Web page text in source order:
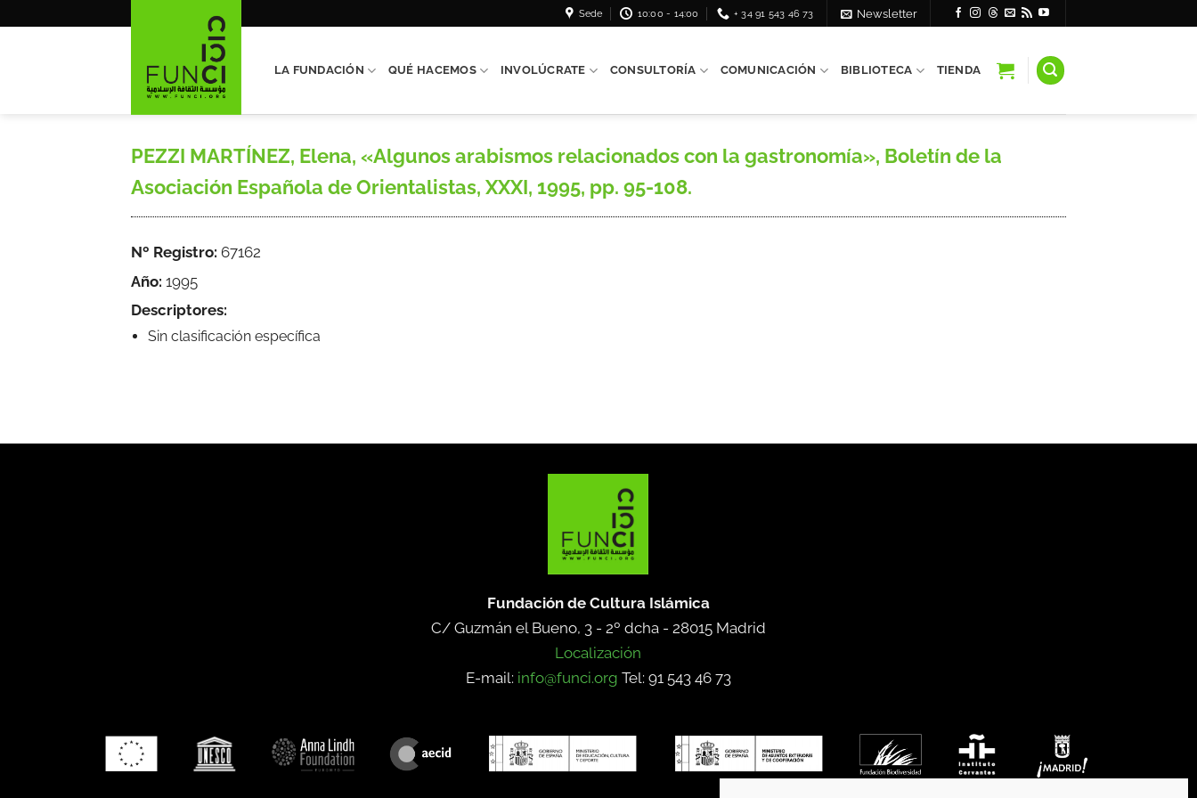
Sede 10:00 - 14:00 + 34 91 543 46 73 Newsletter
LA FUNDACIÓN QUÉ HACEMOS INVOLÚCRATE CONSULTORÍA COMUNICACIÓN BIBLIOTECA TIENDA
PEZZI MARTÍNEZ, Elena, «Algunos arabismos relacionados con la gastronomía», Boletín de la
Asociación Española de Orientalistas, XXXI, 1995, pp. 95-108.
Nº Registro: 67162
Año: 1995
Descriptores:
Sin clasificación específica
Fundación de Cultura Islámica
C/ Guzmán el Bueno, 3 - 2º dcha - 28015 Madrid
Localización
E-mail: info@funci.org Tel: 91 543 46 73